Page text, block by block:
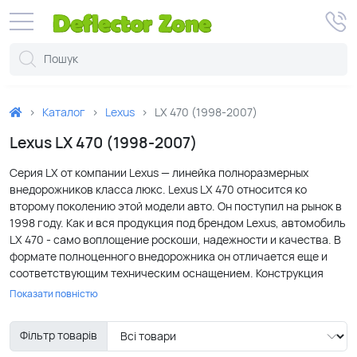
Каталог Lexus LX 470 (1998-2007)
Lexus LX 470 (1998-2007)
Серия LX от компании Lexus — линейка полноразмерных
внедорожников класса люкс. Lexus LX 470 относится ко
второму поколению этой модели авто. Он поступил на рынок в
1998 году. Как и вся продукция под брендом Lexus, автомобиль
LX 470 - само воплощение роскоши, надежности и качества. В
формате полноценного внедорожника он отличается еще и
соответствующим техническим оснащением. Конструкция
джипа основана на прочнейшей раме со стальными
деталями, рулевая колонка автоматически складывается при
сильном ударе. Компьютерная система регулирует
Показати повністю
Фільтр товарів